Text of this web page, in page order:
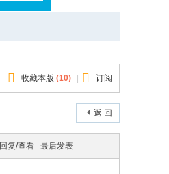
收藏本版 (10) 订阅
返 回
回复/查看 最后发表